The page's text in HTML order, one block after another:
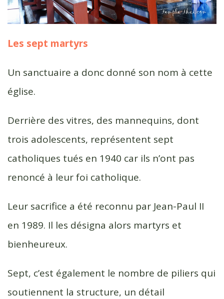
Les sept martyrs
Un sanctuaire a donc donné son nom à cette
église.
Derrière des vitres, des mannequins, dont
trois adolescents, représentent sept
catholiques tués en 1940 car ils n’ont pas
renoncé à leur foi catholique.
Leur sacrifice a été reconnu par Jean-Paul II
en 1989. Il les désigna alors martyrs et
bienheureux.
Sept, c’est également le nombre de piliers qui
soutiennent la structure, un détail